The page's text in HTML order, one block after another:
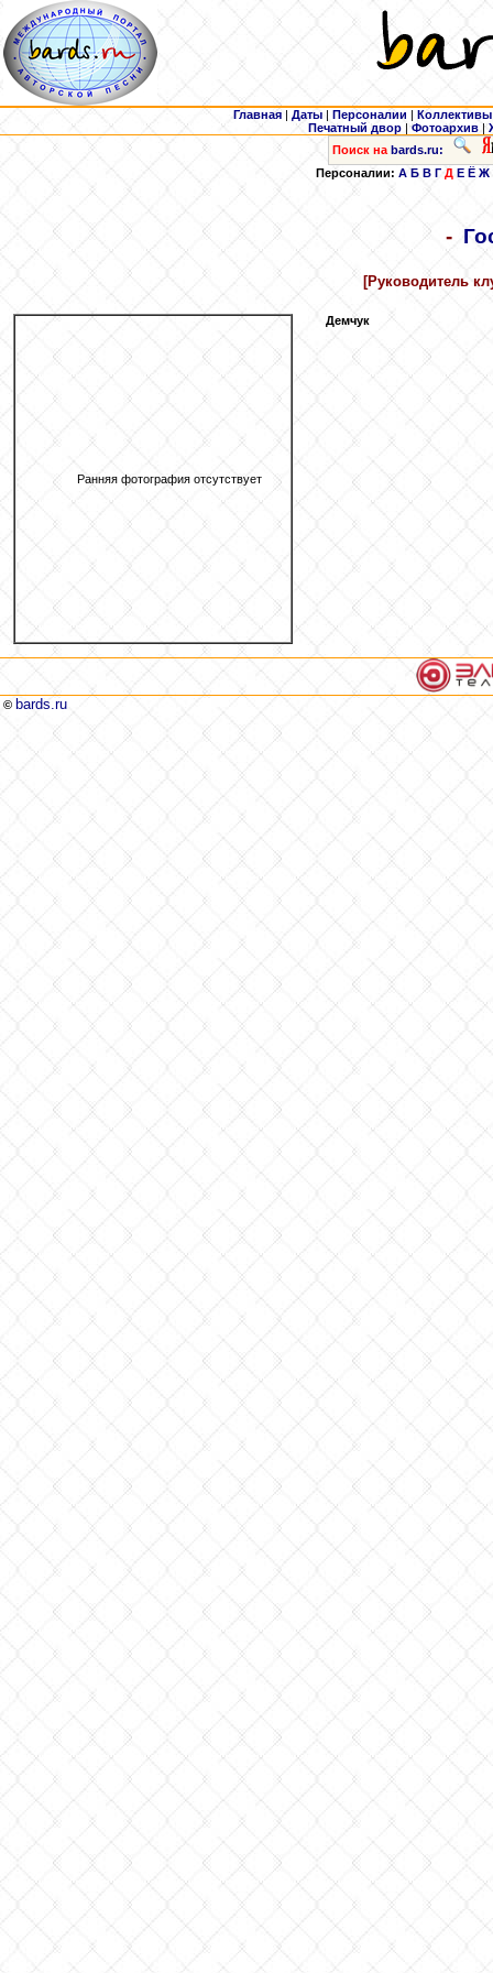
Главная | Даты | Персоналии | Коллективы
Печатный двор |Фотоархив |
Поиск на bards.ru:
Персоналии: А Б В Г Д Е Ё Ж
-
[Руководитель
Ранняя фотография отсутствует
Демчук
© bards.ru